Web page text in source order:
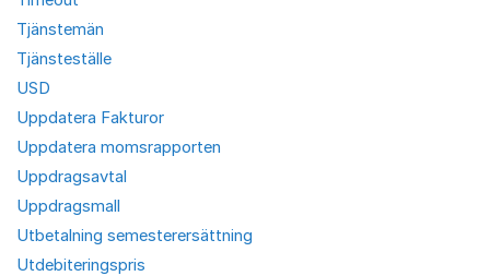
Tjänstemän
Tjänsteställe
USD
Uppdatera Fakturor
Uppdatera momsrapporten
Uppdragsavtal
Uppdragsmall
Utbetalning semesterersättning
Utdebiteringspris